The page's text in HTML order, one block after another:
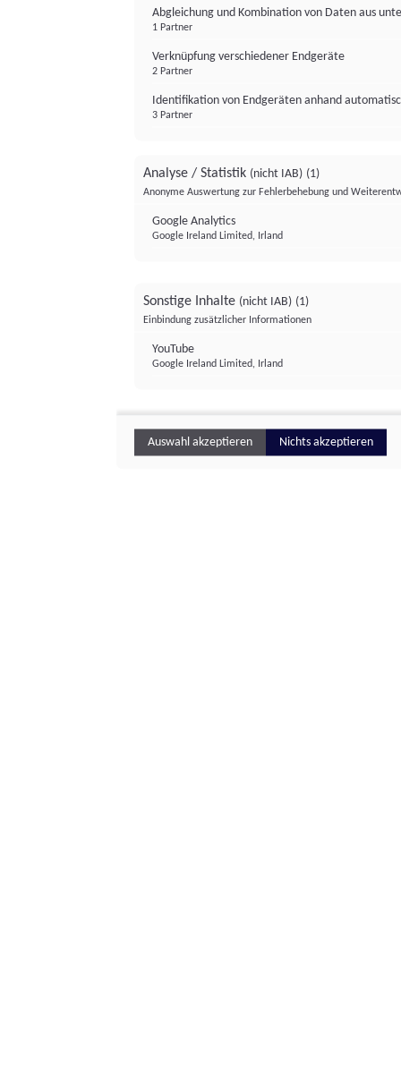
Abgleichung und Kombination von Daten aus
1 Partner
Verknüpfung verschiedener Endgeräte
2 Partner
Identifikation von Endgeräten anhand
3 Partner
Analyse / Statistik (nicht IAB) (1)
Anonyme Auswertung zur Fehlerbehebung und
Google Analytics
Google Ireland Limited, Irland
Sonstige Inhalte (nicht IAB) (1)
Einbindung zusätzlicher Informationen
YouTube
Google Ireland Limited, Irland
Auswahl akzeptieren Nichts akzeptieren